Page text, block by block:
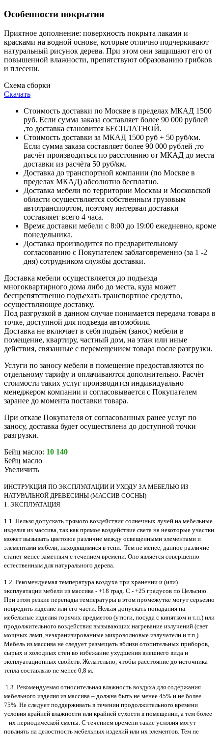
Особенности покрытия
Приятное дополнение: поверхность покрыта лаками и
красками на водной основе, которые отлично подчеркивают
натуральный рисунок дерева. При этом они защищают его от
повышенной влажности, препятствуют образованию грибков
и плесени.
Схема сборки
Скачать
Стоимость доставки по Москве в пределах МКАД 1500
руб. Если сумма заказа составляет более 90 000 рублей
,то доставка становится БЕСПЛАТНОЙ.
Стоимость доставки за МКАД 1500 руб + 50 руб/км.
Если сумма заказа составляет более 90 000 рублей ,то
расчёт производиться по расстоянию от МКАД до места
доставки из расчёта 50 руб/км.
Доставка до транспортной компании (по Москве в
пределах МКАД) абсолютно бесплатно.
Доставка мебели по территории Москвы и Московской
области осуществляется собственным грузовым
автотранспортом, поэтому интервал доставки
составляет всего 4 часа.
Время доставки мебели с 8:00 до 19:00 ежедневно, кроме
понедельника.
Доставка производится по предварительному
согласованию с Покупателем заблаговременно (за 1 -2
дня) сотрудником службы доставки.
Доставка мебели осуществляется до подъезда
многоквартирного дома либо до места, куда может
беспрепятственно подъехать транспортное средство,
осуществляющее доставку.
Под разгрузкой в данном случае понимается передача товара в
точке, доступной для подъезда автомобиля.
Доставка не включает в себя подъём (занос) мебели в
помещение, квартиру, частный дом, на этаж или иные
действия, связанные с перемещением товара после разгрузки.
Услуги по заносу мебели в помещение предоставляются по
отдельному тарифу и оплачиваются дополнительно. Расчёт
стоимости таких услуг производится индивидуально
менеджером компании и согласовывается с Покупателем
заранее до момента поставки товара.
При отказе Покупателя от согласованных ранее услуг по
заносу, доставка будет осуществлена до доступной точки
разгрузки.
Бейц масло: 10 140
Бейц масло
Увеличить
ИНСТРУКЦИЯ ПО ЭКСПЛУАТАЦИИ И УХОДУ ЗА МЕБЕЛЬЮ ИЗ
НАТУРАЛЬНОЙ ДРЕВЕСИНЫ (МАССИВ СОСНЫ)
1. ЭКСПЛУАТАЦИЯ
1.1. Нельзя допускать прямого воздействия солнечных лучей на мебельные
изделия из массива, так как прямое воздействие света на некоторые участки
может вызывать цветовое различие между освещенными элементами и
элементами мебели, находящимися в тени. Тем не менее, данное различие
станет менее заметным с течением времени. Оно является совершенно
естественным для натурального дерева.
1.2. Рекомендуемая температура воздуха при хранении и (или)
эксплуатации мебели из массива - +18 град. С - +25 градусов по Цельсию.
При этом резкие перепады температуры в этом промежутке могут серьезно
повредить изделие или его части. Нельзя допускать попадания на
мебельные изделия горячих предметов (утюги, посуда с кипятком и т.п.) или
продолжительного воздействия вызывающих нагревание излучений (свет
мощных ламп, неэкранизированные микроволновые излучатели и т.п.).
Мебель из массива не следует размещать вблизи отопительных приборов,
сырых и холодных стен во избежание ухудшения внешнего вида и
эксплуатационных свойств. Желательно, чтобы расстояние до источника
тепла составляло не менее 0,8 м.
1.3. Рекомендуемая относительная влажность воздуха для содержания
мебельного изделия из массива – должна быть не менее 45% и не более
75%. Не следует поддерживать в течении продолжительного времени
условия крайней влажности или крайней сухости в помещении, а тем более
– их периодической смены. С течением времени такие условия могут
повлиять на целостность мебельных изделий или их элементов. Тем не